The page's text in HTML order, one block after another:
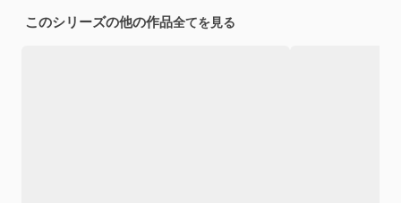
このシリーズの他の作品全てを見る